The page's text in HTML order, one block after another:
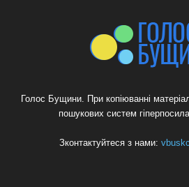
Голос Бущини. При копіюванні
пошукових систем
Зконтактуйтеся з нами: